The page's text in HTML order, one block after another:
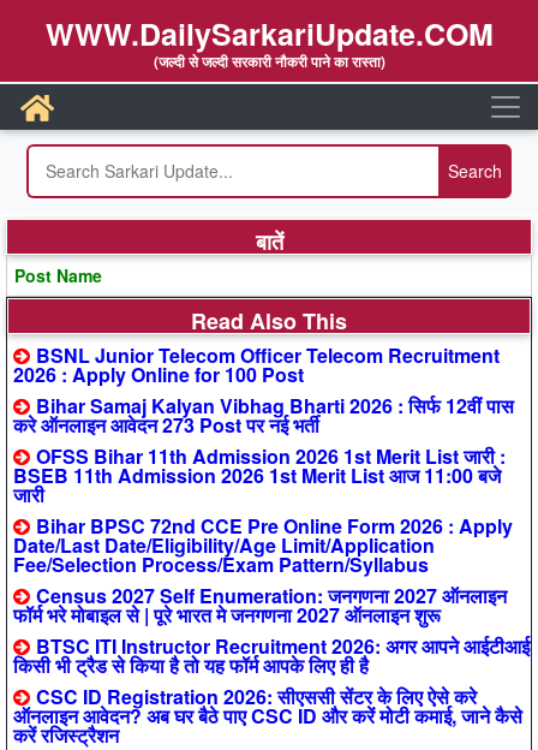
WWW.DailySarkariUpdate.COM
(जल्दी से जल्दी सरकारी नौकरी पाने का रास्ता)
बातें
Post Name
Read Also This
BSNL Junior Telecom Officer Telecom Recruitment
2026 : Apply Online for 100 Post
Bihar Samaj Kalyan Vibhag Bharti 2026 : सिर्फ 12वीं पास
करे ऑनलाइन आवेदन 273 Post पर नई भर्ती
OFSS Bihar 11th Admission 2026 1st Merit List जारी :
BSEB 11th Admission 2026 1st Merit List आज 11:00 बजे
जारी
Bihar BPSC 72nd CCE Pre Online Form 2026 : Apply
Date/Last Date/Eligibility/Age Limit/Application
Fee/Selection Process/Exam Pattern/Syllabus
Census 2027 Self Enumeration: जनगणना 2027 ऑनलाइन
फॉर्म भरे मोबाइल से | पूरे भारत मे जनगणना 2027 ऑनलाइन शुरू
BTSC ITI Instructor Recruitment 2026: अगर आपने आईटीआई
किसी भी ट्रैड से किया है तो यह फॉर्म आपके लिए ही है
CSC ID Registration 2026: सीएससी सेंटर के लिए ऐसे करे
ऑनलाइन आवेदन? अब घर बैठे पाए CSC ID और करें मोटी कमाई, जाने कैसे
करें रजिस्ट्रैशन